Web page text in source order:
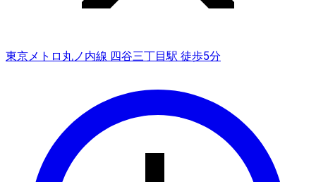
東京メトロ丸ノ内線 四谷三丁目駅 徒歩5分